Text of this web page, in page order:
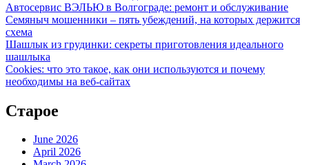
Автосервис ВЭЛЬЮ в Волгограде: ремонт и обслуживание
Семяныч мошенники – пять убеждений, на которых держится
схема
Шашлык из грудинки: секреты приготовления идеального
шашлыка
Cookies: что это такое, как они используются и почему
необходимы на веб-сайтах
Старое
June 2026
April 2026